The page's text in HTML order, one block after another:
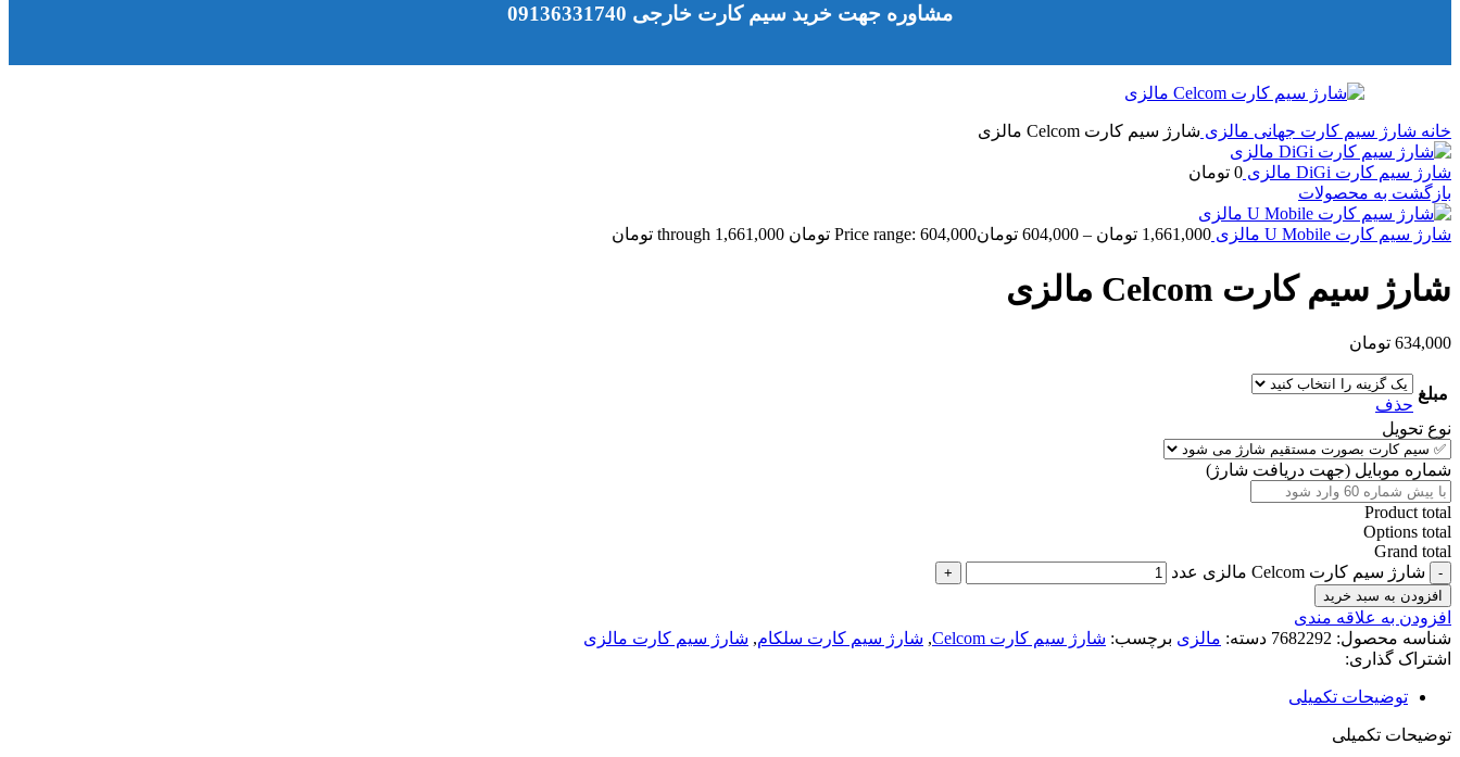
مشاوره جهت خرید سیم کارت خارجی 09136331740
خانه شارژ سیم کارت جهانی مالزی شارژ سیم کارت Celcom مالزی
شارژ سیم کارت DiGi مالزی 0 تومان
بازگشت به محصولات
شارژ سیم کارت U Mobile مالزی 1,661,000 تومان –
604,000 تومانPrice range: 604,000 تومان through 1,661,000 تومان
شارژ سیم کارت Celcom مالزی
634,000 تومان
مبلغ
حذف
نوع تحویل
شماره موبایل (جهت دریافت شارژ)
Product total
Options total
Grand total
شارژ سیم کارت Celcom مالزی عدد
افزودن به سبد خرید
افزودن به علاقه مندی
شناسه محصول: 7682292 دسته: مالزی برچسب: شارژ سیم کارت Celcom , شارژ سیم کارت سلکام, شارژ سیم کارت مالزی
اشتراک گذاری:
توضیحات تکمیلی
توضیحات تکمیلی